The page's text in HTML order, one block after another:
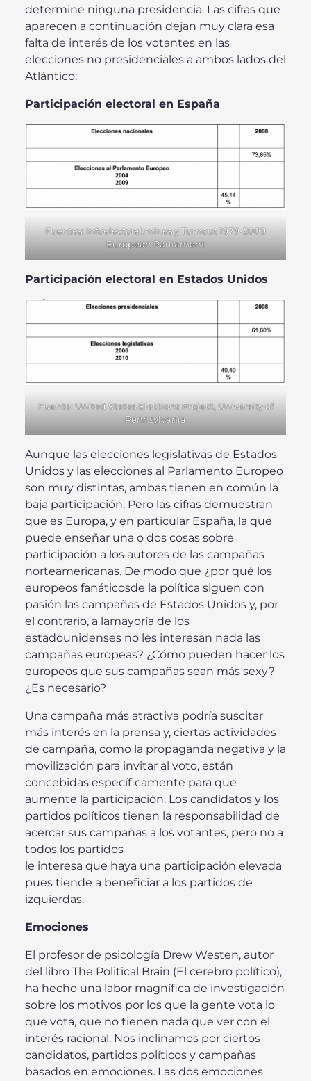
determine ninguna presidencia. Las cifras que
aparecen a continuación dejan muy clara esa
falta de interés de los votantes en las
elecciones no presidenciales a ambos lados del
Atlántico:
Participación electoral en España
Fuentes: Infoelectoral.mir.es y Turnout 1979-2009
European Parliament
Participación electoral en Estados Unidos
Fuente: United States Elections Project, University of
Pennsylvania
Aunque las elecciones legislativas de Estados
Unidos y las elecciones al Parlamento Europeo
son muy distintas, ambas tienen en común la
baja participación. Pero las cifras demuestran
que es Europa, y en particular España, la que
puede enseñar una o dos cosas sobre
participación a los autores de las campañas
norteamericanas. De modo que ¿por qué los
europeos fanáticosde la política siguen con
pasión las campañas de Estados Unidos y, por
el contrario, a lamayoría de los
estadounidenses no les interesan nada las
campañas europeas? ¿Cómo pueden hacer los
europeos que sus campañas sean más sexy?
¿Es necesario?
Una campaña más atractiva podría suscitar
más interés en la prensa y, ciertas actividades
de campaña, como la propaganda negativa y la
movilización para invitar al voto, están
concebidas específicamente para que
aumente la participación. Los candidatos y los
partidos políticos tienen la responsabilidad de
acercar sus campañas a los votantes, pero no a
todos los partidos
le interesa que haya una participación elevada
pues tiende a beneficiar a los partidos de
izquierdas.
Emociones
El profesor de psicología Drew Westen, autor
del libro The Political Brain (El cerebro político),
ha hecho una labor magnífica de investigación
sobre los motivos por los que la gente vota lo
que vota, que no tienen nada que ver con el
interés racional. Nos inclinamos por ciertos
candidatos, partidos políticos y campañas
basados en emociones. Las dos emociones